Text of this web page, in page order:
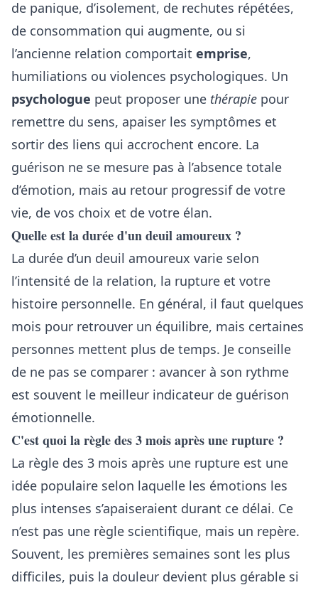
de panique, d’isolement, de rechutes répétées,
de consommation qui augmente, ou si
l’ancienne relation comportait emprise,
humiliations ou violences psychologiques. Un
psychologue peut proposer une thérapie pour
remettre du sens, apaiser les symptômes et
sortir des liens qui accrochent encore. La
guérison ne se mesure pas à l’absence totale
d’émotion, mais au retour progressif de votre
vie, de vos choix et de votre élan.
Quelle est la durée d'un deuil amoureux ?
La durée d’un deuil amoureux varie selon
l’intensité de la relation, la rupture et votre
histoire personnelle. En général, il faut quelques
mois pour retrouver un équilibre, mais certaines
personnes mettent plus de temps. Je conseille
de ne pas se comparer : avancer à son rythme
est souvent le meilleur indicateur de guérison
émotionnelle.
C'est quoi la règle des 3 mois après une rupture ?
La règle des 3 mois après une rupture est une
idée populaire selon laquelle les émotions les
plus intenses s’apaiseraient durant ce délai. Ce
n’est pas une règle scientifique, mais un repère.
Souvent, les premières semaines sont les plus
difficiles, puis la douleur devient plus gérable si